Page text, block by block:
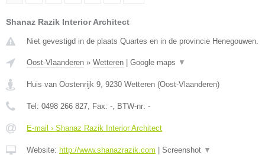
Shanaz Razik Interior Architect
Niet gevestigd in de plaats Quartes en in de provincie Henegouwen.
Oost-Vlaanderen » Wetteren Google maps ▼
Huis van Oostenrijk 9, 9230 Wetteren (Oost-Vlaanderen)
Tel: 0498 266 827, Fax: -, BTW-nr: -
E-mail › Shanaz Razik Interior Architect
Website: http://www.shanazrazik.com Screenshot ▼